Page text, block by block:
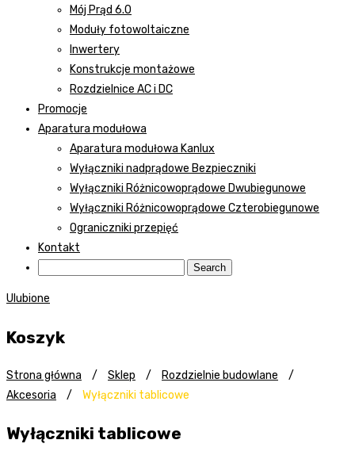
Mój Prąd 6.0
Moduły fotowoltaiczne
Inwertery
Konstrukcje montażowe
Rozdzielnice AC i DC
Promocje
Aparatura modułowa
Aparatura modułowa Kanlux
Wyłączniki nadprądowe Bezpieczniki
Wyłączniki Różnicowoprądowe Dwubiegunowe
Wyłączniki Różnicowoprądowe Czterobiegunowe
Ograniczniki przepięć
Kontakt
Ulubione
Koszyk
Strona główna / Sklep / Rozdzielnie budowlane
/
Akcesoria
/ Wyłączniki tablicowe
Wyłączniki tablicowe